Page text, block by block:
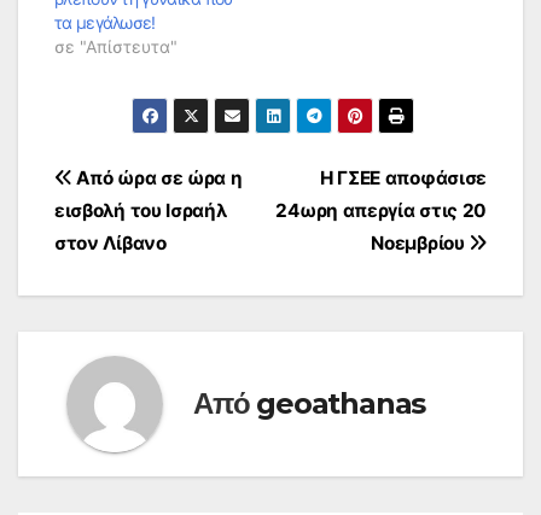
τα μεγάλωσε!
σε "Απίστευτα"
Πλοήγηση
άρθρων
Η ΓΣΕΕ αποφάσισε
24ωρη απεργία στις 20
Νοεμβρίου
Από ώρα σε ώρα η
εισβολή του Ισραήλ
στον Λίβανο
Από geoathanas